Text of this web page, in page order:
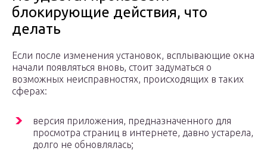
блокирующие действия, что
делать
Если после изменения установок, всплывающие окна
начали появляться вновь, стоит задуматься о
возможных неисправностях, происходящих в таких
сферах:
версия приложения, предназначенного для
просмотра страниц в интернете, давно устарела,
долго не обновлялась;